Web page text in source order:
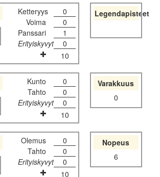
Ketteryys
0
Voima
0
Panssari
1
Erityiskyvyt
0
10
Legendapisteet
Kunto
0
Tahto
0
Erityiskyvyt
0
10
Varakkuus
0
Olemus
0
Tahto
0
Erityiskyvyt
0
10
Nopeus
6